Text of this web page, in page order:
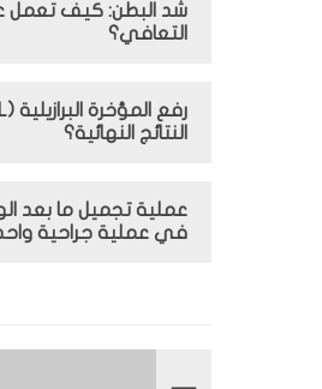
شد البطن: كيف تعمل
التعافي؟
النتائج النهائية؟
عملية تجميل ما بعد
في عملية جراحية